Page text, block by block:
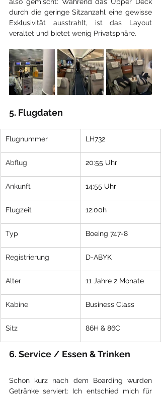
durch die geringe Sitzanzahl eine gewisse
Exklusivität ausstrahlt, ist das Layout
veraltet und bietet wenig Privatsphäre.
5. Flugdaten
​Flugnummer LH732
Abflug 20:55 Uhr
Ankunft 14:55 Uhr
Flugzeit 12:00h
Typ Boeing 747-8
Registrierung D-ABYK
Alter 11 Jahre 2 Monate
Kabine Business Class
Sitz 86H & 86C
6. Service / Essen & Trinken
Schon kurz nach dem Boarding wurden
Getränke serviert: Ich entschied mich für